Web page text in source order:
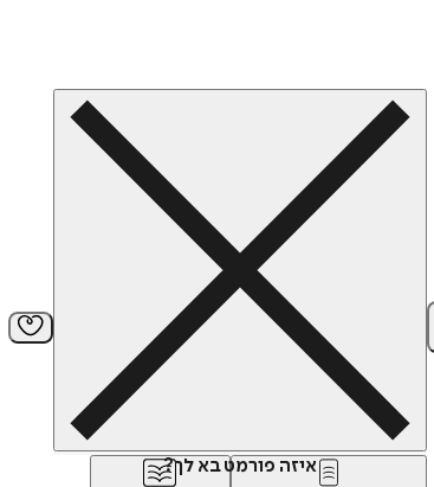
איזה פורמט בא לך?